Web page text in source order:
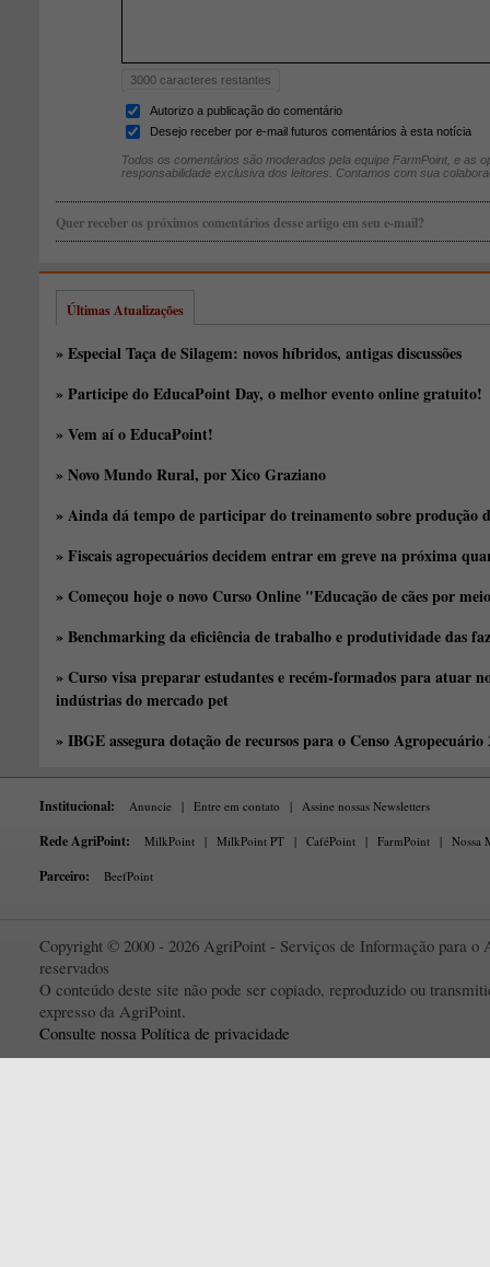
3000 caracteres restantes
Autorizo a publicação do comentário
Desejo receber por e-mail futuros comentários à esta notícia
Todos os comentários são moderados pela equipe FarmPoint, e as
responsabilidade exclusiva dos leitores. Contamos com sua
Quer receber os próximos comentários desse artigo em seu e-mail?
Últimas Atualizações
» Especial Taça de Silagem: novos híbridos, antigas discussões
» Participe do EducaPoint Day, o melhor evento online gratuito!
» Vem aí o EducaPoint!
» Novo Mundo Rural, por Xico Graziano
» Ainda dá tempo de participar do treinamento sobre produção
» Fiscais agropecuários decidem entrar em greve na próxima
» Começou hoje o novo Curso Online "Educação de cães por
» Benchmarking da eficiência de trabalho e produtividade das
» Curso visa preparar estudantes e recém-formados para atuar
indústrias do mercado pet
» IBGE assegura dotação de recursos para o Censo Agropecuário
Institucional: Anuncie | Entre em contato | Assine nossas Newsletters
Rede AgriPoint: MilkPoint | MilkPoint PT | CaféPoint | FarmPoint | Nossa
Parceiro: BeefPoint
Copyright © 2000 - 2026 AgriPoint - Serviços de Informação para o
reservados
O conteúdo deste site não pode ser copiado, reproduzido ou
expresso da AgriPoint.
Consulte nossa Política de privacidade